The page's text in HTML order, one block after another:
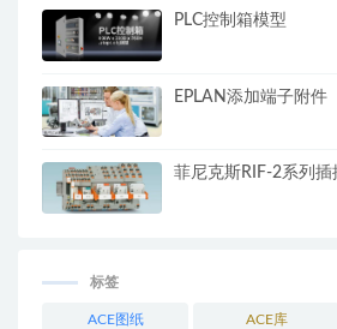
PLC控制箱模型
EPLAN添加端子附件
菲尼克斯RIF-2系列插
标签
ACE图纸 ACE库